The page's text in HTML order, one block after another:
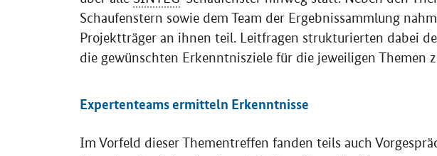
Schaufenstern sowie dem Team der Ergebnissammlung nahm
Projektträger an ihnen teil. Leitfragen strukturierten dabei
die gewünschten Erkenntnisziele für die jeweiligen Themen
Expertenteams ermitteln Erkenntnisse
Im Vorfeld dieser Thementreffen fanden teils auch